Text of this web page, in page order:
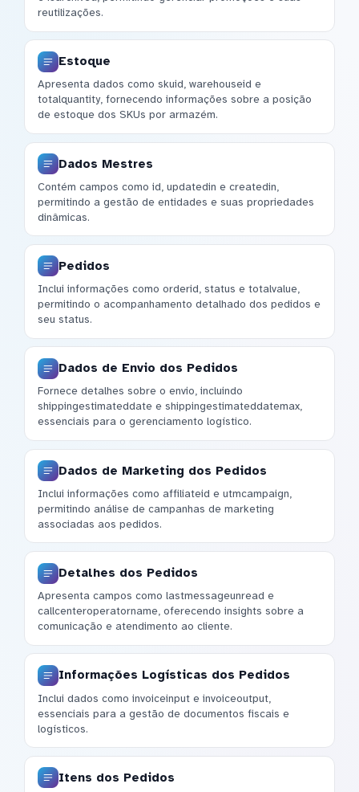
reutilizações.
Estoque
Apresenta dados como skuid, warehouseid e
totalquantity, fornecendo informações sobre a posição
de estoque dos SKUs por armazém.
Dados Mestres
Contém campos como id, updatedin e createdin,
permitindo a gestão de entidades e suas propriedades
dinâmicas.
Pedidos
Inclui informações como orderid, status e totalvalue,
permitindo o acompanhamento detalhado dos pedidos e
seu status.
Dados de Envio dos Pedidos
Fornece detalhes sobre o envio, incluindo
shippingestimateddate e shippingestimateddatemax,
essenciais para o gerenciamento logístico.
Dados de Marketing dos Pedidos
Inclui informações como affiliateid e utmcampaign,
permitindo análise de campanhas de marketing
associadas aos pedidos.
Detalhes dos Pedidos
Apresenta campos como lastmessageunread e
callcenteroperatorname, oferecendo insights sobre a
comunicação e atendimento ao cliente.
Informações Logísticas dos Pedidos
Inclui dados como invoiceinput e invoiceoutput,
essenciais para a gestão de documentos fiscais e
logísticos.
Itens dos Pedidos